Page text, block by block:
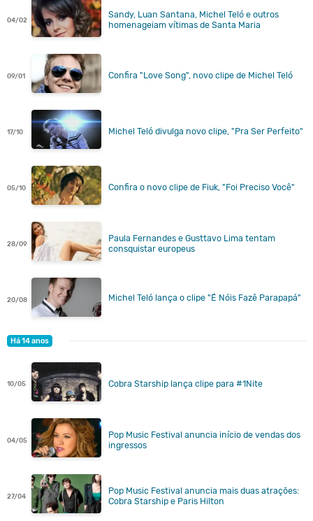
04/02
Sandy, Luan Santana, Michel Teló e outros
homenageiam vítimas de Santa Maria
09/01 Confira "Love Song", novo clipe de Michel Teló
17/10 Michel Teló divulga novo clipe, "Pra Ser Perfeito"
05/10 Confira o novo clipe de Fiuk, "Foi Preciso Você"
28/09
Paula Fernandes e Gusttavo Lima tentam
consquistar europeus
20/08 Michel Teló lança o clipe "É Nóis Fazê Parapapá"
Há 14 anos
10/05 Cobra Starship lança clipe para #1Nite
04/05
Pop Music Festival anuncia início de vendas dos
ingressos
27/04
Pop Music Festival anuncia mais duas atrações:
Cobra Starship e Paris Hilton